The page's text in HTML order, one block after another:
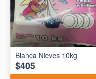
Blanca Nieves 10kg
$405